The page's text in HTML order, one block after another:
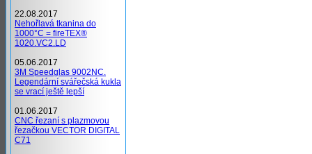
22.08.2017
Nehořlavá tkanina do
1000°C = fireTEX®
1020.VC2.LD
05.06.2017
3M Speedglas 9002NC.
Legendární svářečská kukla
se vrací ještě lepší
01.06.2017
CNC řezaní s plazmovou
řezačkou VECTOR DIGITAL
C71